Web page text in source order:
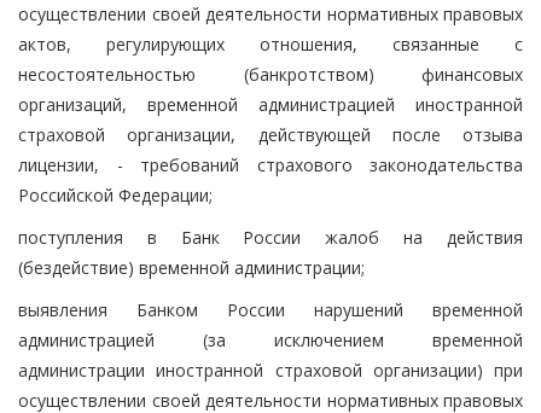
осуществлении своей деятельности нормативных правовых
актов, регулирующих отношения, связанные с
несостоятельностью (банкротством) финансовых
организаций, временной администрацией иностранной
страховой организации, действующей после отзыва
лицензии, - требований страхового законодательства
Российской Федерации;
поступления в Банк России жалоб на действия
(бездействие) временной администрации;
выявления Банком России нарушений временной
администрацией (за исключением временной
администрации иностранной страховой организации) при
осуществлении своей деятельности нормативных правовых